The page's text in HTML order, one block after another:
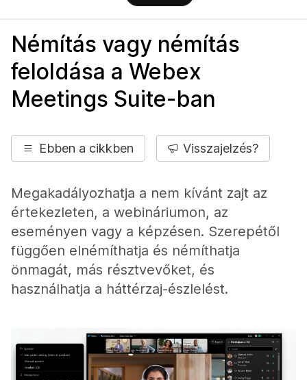
Némítás vagy némítás
feloldása a Webex
Meetings Suite-ban
Ebben a cikkben Visszajelzés?
Megakadályozhatja a nem kívánt zajt az
értekezleten, a webináriumon, az
eseményen vagy a képzésen. Szerepétől
függően elnémíthatja és némíthatja
önmagát, más résztvevőket, és
használhatja a háttérzaj-észlelést.